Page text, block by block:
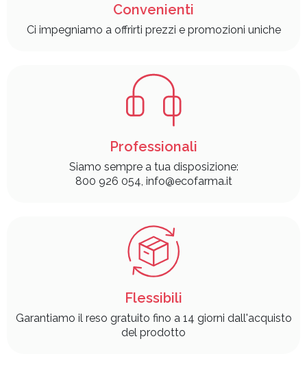
Convenienti
Ci impegniamo a offrirti prezzi e promozioni uniche
Professionali
Siamo sempre a tua disposizione:
800 926 054, info@ecofarma.it
Flessibili
Garantiamo il reso gratuito fino a 14 giorni dall'acquisto
del prodotto